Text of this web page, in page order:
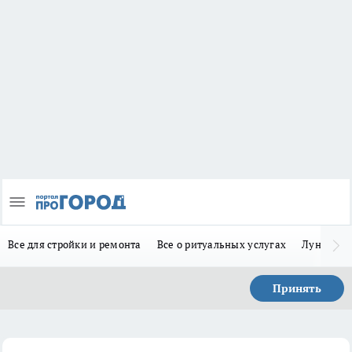
Все для стройки и ремонта Все о ритуальных услугах Лунно-
Принять